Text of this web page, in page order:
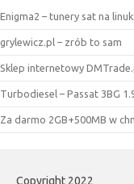
Enigma2 – tunery sat na
grylewicz.pl – zrób to sam
Sklep internetowy
Turbodiesel – Passat 3BG
Za darmo 2GB+500MB w
Copyright 2022